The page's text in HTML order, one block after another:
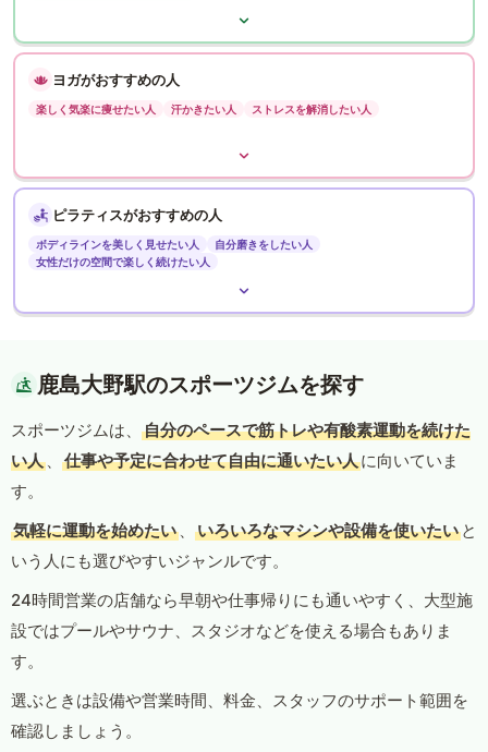
ヨガがおすすめの人
楽しく気楽に痩せたい人 汗かきたい人 ストレスを解消したい人
ピラティスがおすすめの人
ボディラインを美しく見せたい人
自分磨きをしたい人
女性だけの空間で楽しく続けたい人
鹿島大野駅のスポーツジムを探す
スポーツジムは、
自分のペースで筋トレや有酸素運動を続けた
い人 、 仕事や予定に合わせて自由に通いたい人に向いていま
す。
気軽に運動を始めたい 、 いろいろなマシンや設備を使いたい と
いう人にも選びやすいジャンルです。
24時間営業の店舗なら早朝や仕事帰りにも通いやすく、大型施
設ではプールやサウナ、スタジオなどを使える場合もありま
す。
選ぶときは設備や営業時間、料金、スタッフのサポート範囲を
確認しましょう。